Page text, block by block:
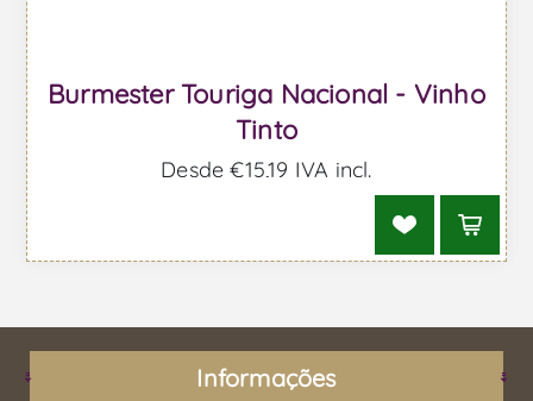
Burmester Touriga Nacional - Vinho
Tinto
Desde €15,19 IVA incl.
Informações